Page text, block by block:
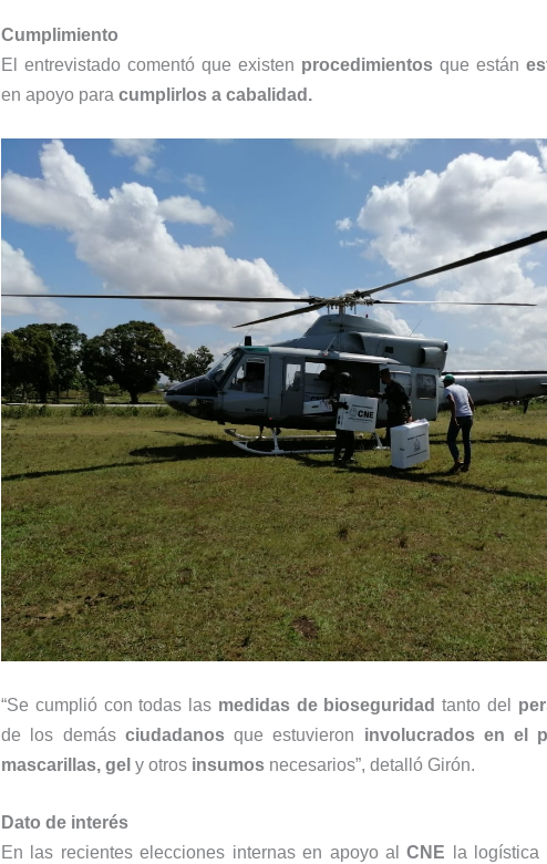
Cumplimiento
El entrevistado comentó que existen procedimientos que están
en apoyo para cumplirlos a cabalidad.
“Se cumplió con todas las medidas de bioseguridad tanto del
de los demás ciudadanosque estuvieron involucrados en el
mascarillas, gel y otros insumos necesarios”, detalló Girón.
Dato de interés
En las recientes elecciones internas en apoyo alCNE la logística